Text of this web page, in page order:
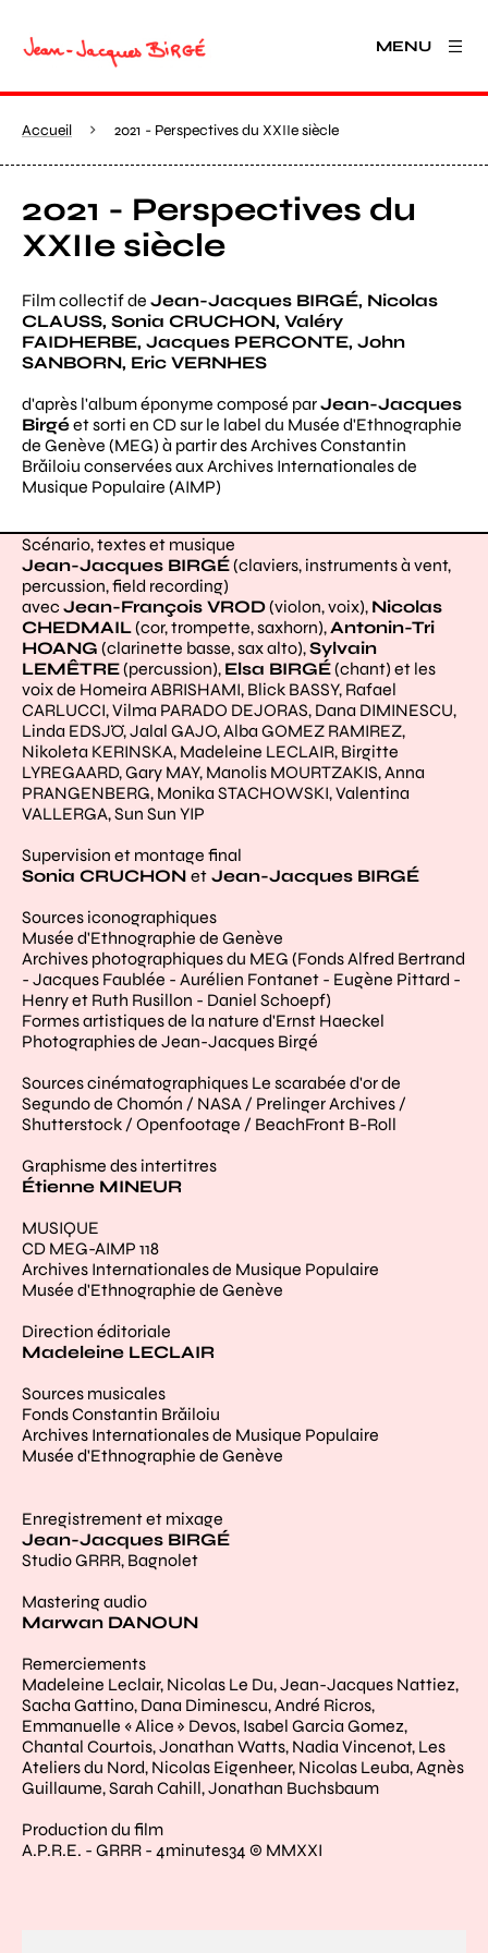
MENU
Accueil 2021 - Perspectives du XXIIe siècle
2021 - Perspectives du
XXIIe siècle
Film collectif de Jean-Jacques BIRGÉ, Nicolas
CLAUSS, Sonia CRUCHON, Valéry
FAIDHERBE, Jacques PERCONTE, John
SANBORN, Eric VERNHES
d'après l'album éponyme composé parJean-Jacques
Birgéet sorti en CD sur le label du Musée d'Ethnographie
de Genève (MEG) à partir des Archives Constantin
Brăiloiu conservées aux Archives Internationales de
Musique Populaire (AIMP)
Scénario, textes et musique
Jean-Jacques BIRGÉ(claviers, instruments à vent,
percussion, field recording)
avec Jean-François VROD(violon, voix), Nicolas
CHEDMAIL(cor, trompette, saxhorn),Antonin-Tri
HOANG (clarinette basse, sax alto),Sylvain
LEMÊTRE(percussion), Elsa BIRGÉ(chant) et les
voix de Homeira ABRISHAMI, Blick BASSY, Rafael
CARLUCCI, Vilma PARADO DEJORAS, Dana DIMINESCU,
Linda EDSJÖ, Jalal GAJO, Alba GOMEZ RAMIREZ,
Nikoleta KERINSKA, Madeleine LECLAIR, Birgitte
LYREGAARD, Gary MAY, Manolis MOURTZAKIS, Anna
PRANGENBERG, Monika STACHOWSKI, Valentina
VALLERGA, Sun Sun YIP
Supervision et montage final
Sonia CRUCHON et Jean-Jacques BIRGÉ
Sources iconographiques
Musée d'Ethnographie de Genève
Archives photographiques du MEG (Fonds Alfred Bertrand
- Jacques Faublée - Aurélien Fontanet - Eugène Pittard -
Henry et Ruth Rusillon - Daniel Schoepf)
Formes artistiques de la nature d'Ernst Haeckel
Photographies de Jean-Jacques Birgé
Sources cinématographiques Le scarabée d'or de
Segundo de Chomón / NASA / Prelinger Archives /
Shutterstock / Openfootage / BeachFront B-Roll
Graphisme des intertitres
Étienne MINEUR
MUSIQUE
CD MEG-AIMP 118
Archives Internationales de Musique Populaire
Musée d'Ethnographie de Genève
Direction éditoriale
Madeleine LECLAIR
Sources musicales
Fonds Constantin Brăiloiu
Archives Internationales de Musique Populaire
Musée d'Ethnographie de Genève
Enregistrement et mixage
Jean-Jacques BIRGÉ
Studio GRRR, Bagnolet
Mastering audio
Marwan DANOUN
Remerciements
Madeleine Leclair, Nicolas Le Du, Jean-Jacques Nattiez,
Sacha Gattino, Dana Diminescu, André Ricros,
Emmanuelle « Alice » Devos, Isabel Garcia Gomez,
Chantal Courtois, Jonathan Watts, Nadia Vincenot, Les
Ateliers du Nord, Nicolas Eigenheer, Nicolas Leuba, Agnès
Guillaume, Sarah Cahill, Jonathan Buchsbaum
Production du film
A.P.R.E. - GRRR - 4minutes34 © MMXXI